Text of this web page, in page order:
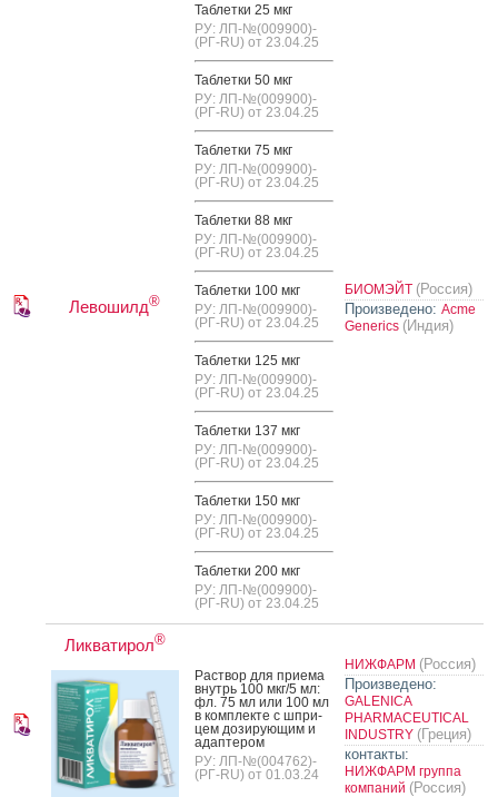
Левошилд®
Таб­летки 25 мкг
РУ: ЛП-№(009900)-
(РГ-RU) от 23.04.25
Таб­летки 50 мкг
РУ: ЛП-№(009900)-
(РГ-RU) от 23.04.25
Таб­летки 75 мкг
РУ: ЛП-№(009900)-
(РГ-RU) от 23.04.25
Таб­летки 88 мкг
РУ: ЛП-№(009900)-
(РГ-RU) от 23.04.25
Таб­летки 100 мкг
РУ: ЛП-№(009900)-
(РГ-RU) от 23.04.25
Таб­летки 125 мкг
РУ: ЛП-№(009900)-
(РГ-RU) от 23.04.25
Таб­летки 137 мкг
РУ: ЛП-№(009900)-
(РГ-RU) от 23.04.25
Таб­летки 150 мкг
РУ: ЛП-№(009900)-
(РГ-RU) от 23.04.25
Таб­летки 200 мкг
РУ: ЛП-№(009900)-
(РГ-RU) от 23.04.25
БИОМЭЙТ (Россия)
Произведено: Acme
Generics (Индия)
Ликватирол®
Рас­твор для при­ема
внутрь 100 мкг/5 мл:
фл. 75 мл или 100 мл
в ком­плек­те с шпри­
цем до­зиру­ющим и
адап­те­ром
РУ: ЛП-№(004762)-
(РГ-RU) от 01.03.24
НИЖФАРМ (Россия)
Произведено:
GALENICA
PHARMACEUTICAL
INDUSTRY (Греция)
контакты:
НИЖФАРМ группа
компаний (Россия)